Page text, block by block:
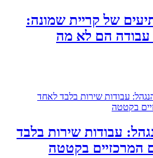
של קריית שמונה:
דורשי עבודה הם לא מה
עבודות שירות בלבד
המרכזיים בקטטה